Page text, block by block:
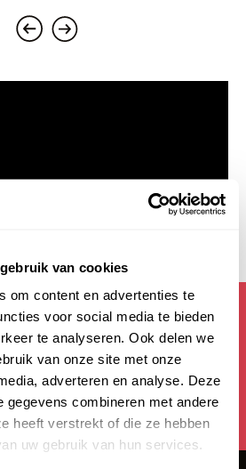
van cookies
om content en advertenties te
voor social media te bieden
te analyseren. Ook delen we
van onze site met onze
adverteren en analyse. Deze
gegevens combineren met andere
heeft verstrekt of die ze hebben
uw gebruik van hun services.
en blijf wekelijks op
Ja, ik meld mij aan